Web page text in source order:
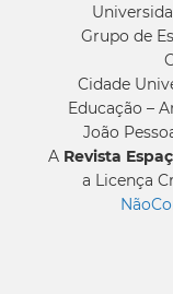
Grupo de
Cidade
Educação –
João
A Revista
a Licença